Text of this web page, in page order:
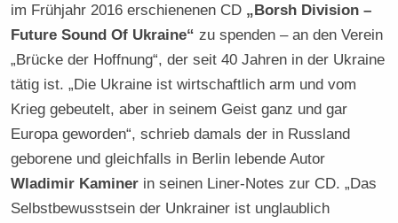
im Frühjahr 2016 erschienenen CD „Borsh Division –
Future Sound Of Ukraine“ zu spenden – an den Verein
„Brücke der Hoffnung“, der seit 40 Jahren in der Ukraine
tätig ist. „Die Ukraine ist wirtschaftlich arm und vom
Krieg gebeutelt, aber in seinem Geist ganz und gar
Europa geworden“, schrieb damals der in Russland
geborene und gleichfalls in Berlin lebende Autor
Wladimir Kaminer in seinen Liner-Notes zur CD. „Das
Selbstbewusstsein der Unkrainer ist unglaublich